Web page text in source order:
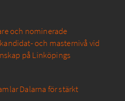
och nominerade
och masternivå vid
på Linköpings
Dalarna för stärkt